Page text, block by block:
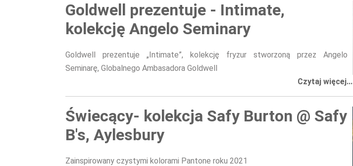
Goldwell prezentuje - Intimate,
kolekcję Angelo Seminary
Goldwell prezentuje „Intimate”, kolekcję fryzur stworzoną przez Angelo
Seminarę, Globalnego Ambasadora Goldwell
Czytaj więcej...
Świecący- kolekcja Safy Burton @ Safy
B's, Aylesbury
Zainspirowany czystymi kolorami Pantone roku 2021